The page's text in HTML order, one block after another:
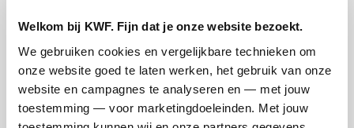
Welkom bij KWF. Fijn dat je onze website bezoekt.
We gebruiken cookies en vergelijkbare technieken om
onze website goed te laten werken, het gebruik van onze
website en campagnes te analyseren en — met jouw
toestemming — voor marketingdoeleinden. Met jouw